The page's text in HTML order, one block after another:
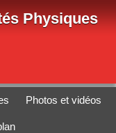
Physiques
Photos et vidéos